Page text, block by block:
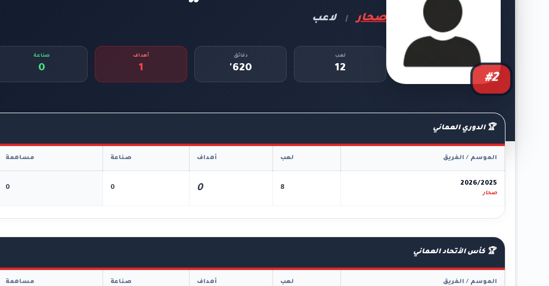
#2
صحار | لاعب
لعب
12
دقائق
620'
أهداف
1
صناعة
0
🏆 الدوري العماني
الموسم / الفريق لعب أهداف صناعة مساهمة
2026/2025
صحار
8
0
0
0
🏆 كأس الأتحاد العماني
الموسم / الفريق لعب أهداف صناعة مساهمة